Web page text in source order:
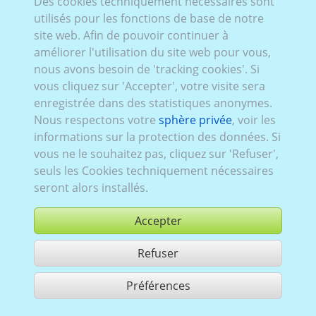
acheter
partager 1 résultats
utilisés pour les fonctions de base de notre
site web. Afin de pouvoir continuer à
améliorer l'utilisation du site web pour vous,
nous avons besoin de 'tracking cookies'. Si
vous cliquez sur 'Accepter', votre visite sera
enregistrée dans des statistiques anonymes.
Nous respectons votre sphère privée, voir les
informations sur la protection des données. Si
vous ne le souhaitez pas, cliquez sur 'Refuser',
seuls les Cookies techniquement nécessaires
seront alors installés.
Accepter
Refuser
Préférences